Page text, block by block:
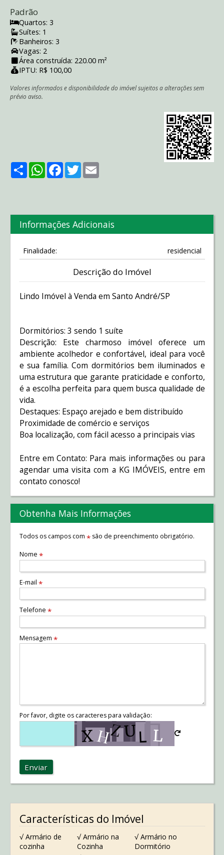
Padrão
Quartos: 3
Suítes: 1
Banheiros: 3
Vagas: 2
Área construída: 220.00 m²
IPTU: R$ 100,00
Valores informados e disponibilidade do imóvel sujeitos a alterações sem
prévio aviso.
ShareWhatsApp
Facebook
Twitter
Informações Adicionais
Finalidade: residencial
Descrição do Imóvel
Lindo Imóvel à Venda em Santo André/SP
Dormitórios: 3 sendo 1 suíte
Descrição: Este charmoso imóvel oferece um
ambiente acolhedor e confortável, ideal para você
e sua família. Com dormitórios bem iluminados e
uma estrutura que garante praticidade e conforto,
é a escolha perfeita para quem busca qualidade de
vida.
Destaques: Espaço arejado e bem distribuído
Proximidade de comércio e serviços
Boa localização, com fácil acesso a principais vias
Entre em Contato: Para mais informações ou para
agendar uma visita com a KG IMÓVEIS, entre em
contato conosco!
Obtenha Mais Informações
Todos os campos com *são de preenchimento obrigatório.
Nome *
E-mail *
Telefone *
Mensagem *
Por favor, digite os caracteres para validação:
Enviar
Características do Imóvel
√ Armário de
cozinha
√ Armário na
Cozinha
√ Armário no
Dormitório